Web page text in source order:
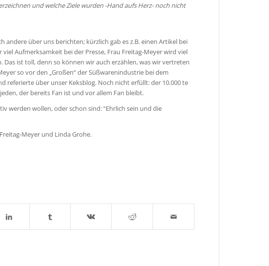
und welche Ziele wurden -Hand aufs Herz- noch nicht
andere über uns berichten; kürzlich gab es z.B. einen Artikel bei
viel Aufmerksamkeit bei der Presse, Frau Freitag-Meyer wird viel
ist toll, denn so können wir auch erzählen, was wir vertreten
so vor den „Großen“ der Süßwarenindustrie bei dem
referierte über unser Keksblog. Noch nicht erfüllt: der 10.000 te
der bereits Fan ist und vor allem Fan bleibt.
werden wollen, oder schon sind: “Ehrlich sein und die
Meyer und Linda Grohe.